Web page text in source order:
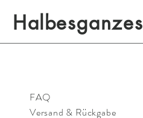
Halbesganzes
FAQ
Versand & Rückgabe